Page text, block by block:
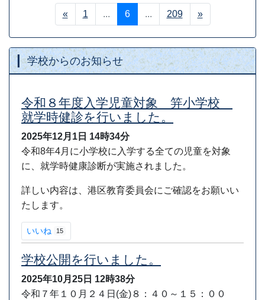
« 1 ... 6 ... 209 »
学校からのお知らせ
令和８年度入学児童対象 笄小学校
就学時健診を行いました。
2025年12月1日 14時34分
令和8年4月に小学校に入学する全ての児童を対象
に、就学時健康診断が実施されました。
詳しい内容は、港区教育委員会にご確認をお願いい
たします。
いいね 15
学校公開を行いました。
2025年10月25日 12時38分
令和７年１０月２４日(金)８：４０～１５：００